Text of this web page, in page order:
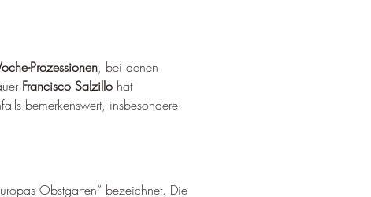
Prozessionen, bei denen
Francisco Salzillo hat
bemerkenswert, insbesondere
Obstgarten” bezeichnet. Die